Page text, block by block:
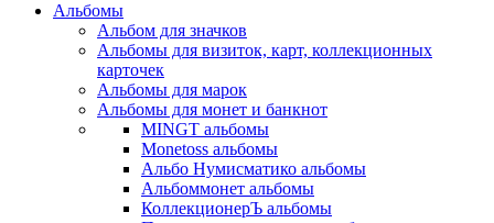
Альбомы
Альбом для значков
Альбомы для визиток, карт, коллекционных
карточек
Альбомы для марок
Альбомы для монет и банкнот
MINGT альбомы
Monetoss альбомы
Альбо Нумисматико альбомы
Альбоммонет альбомы
КоллекционерЪ альбомы